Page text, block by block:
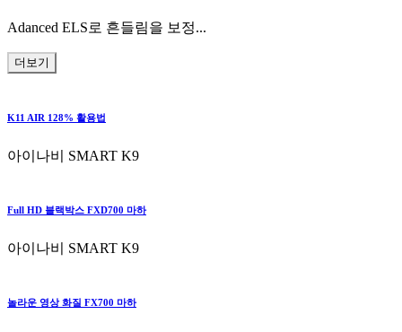
Adanced ELS로 흔들림을 보정...
더보기
K11 AIR 128% 활용법
아이나비 SMART K9
Full HD 블랙박스 FXD700 마하
아이나비 SMART K9
놀라운 영상 화질 FX700 마하